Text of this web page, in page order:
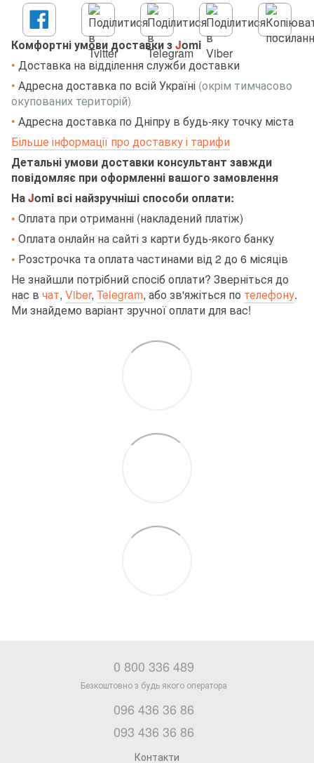
Комфортні умови доставки зJomi
• Доставка на відділення служби доставки
• Адресна доставка по всій Україні (окрім тимчасово
окупованих територій)
• Адресна доставка по Дніпру в будь-яку точку міста
Більше інформації про доставку і тарифи
Детальні умови доставки консультант завжди
повідомляє при оформленні вашого замовлення
НаJomi всі найзручніші способи оплати:
• Оплата при отриманні (накладений платіж)
• Оплата онлайн на сайті з карти будь-якого банку
• Розстрочка та оплата частинами від 2 до 6 місяців
Не знайшли потрібний спосіб оплати? Зверніться до
нас в чат, Viber, Telegram, або зв'яжіться по телефону.
Ми знайдемо варіант зручної оплати для вас!
0 800 336 489
096 436 36 86
093 436 36 86
Контакти